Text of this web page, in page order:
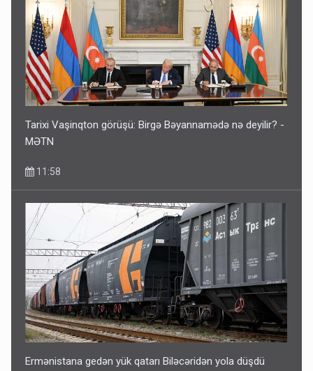
Tarixi Vaşinqton görüşü: Birgə Bəyannamədə nə deyilir? -
MƏTN
11:58
Ermənistana gedən yük qatarı Biləcəridən yola düşdü